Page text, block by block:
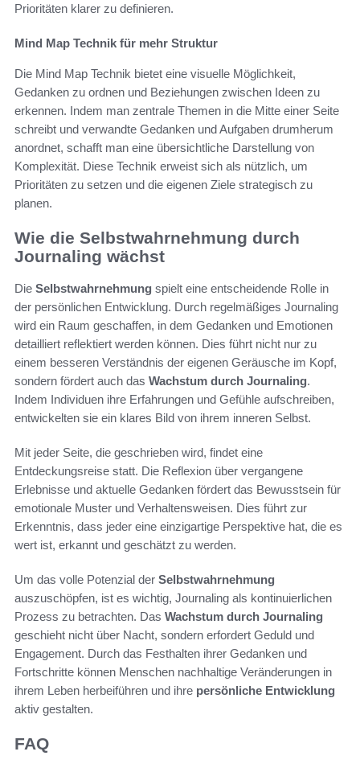
Prioritäten klarer zu definieren.
Mind Map Technik für mehr Struktur
Die Mind Map Technik bietet eine visuelle Möglichkeit,
Gedanken zu ordnen und Beziehungen zwischen Ideen zu
erkennen. Indem man zentrale Themen in die Mitte einer Seite
schreibt und verwandte Gedanken und Aufgaben drumherum
anordnet, schafft man eine übersichtliche Darstellung von
Komplexität. Diese Technik erweist sich als nützlich, um
Prioritäten zu setzen und die eigenen Ziele strategisch zu
planen.
Wie die Selbstwahrnehmung durch
Journaling wächst
Die Selbstwahrnehmung spielt eine entscheidende Rolle in
der persönlichen Entwicklung. Durch regelmäßiges Journaling
wird ein Raum geschaffen, in dem Gedanken und Emotionen
detailliert reflektiert werden können. Dies führt nicht nur zu
einem besseren Verständnis der eigenen Geräusche im Kopf,
sondern fördert auch das Wachstum durch Journaling.
Indem Individuen ihre Erfahrungen und Gefühle aufschreiben,
entwickelten sie ein klares Bild von ihrem inneren Selbst.
Mit jeder Seite, die geschrieben wird, findet eine
Entdeckungsreise statt. Die Reflexion über vergangene
Erlebnisse und aktuelle Gedanken fördert das Bewusstsein für
emotionale Muster und Verhaltensweisen. Dies führt zur
Erkenntnis, dass jeder eine einzigartige Perspektive hat, die es
wert ist, erkannt und geschätzt zu werden.
Um das volle Potenzial der Selbstwahrnehmung
auszuschöpfen, ist es wichtig, Journaling als kontinuierlichen
Prozess zu betrachten. Das Wachstum durch Journaling
geschieht nicht über Nacht, sondern erfordert Geduld und
Engagement. Durch das Festhalten ihrer Gedanken und
Fortschritte können Menschen nachhaltige Veränderungen in
ihrem Leben herbeiführen und ihre persönliche Entwicklung
aktiv gestalten.
FAQ